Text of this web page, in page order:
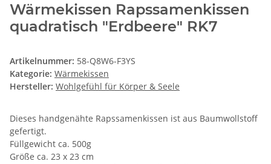
Wärmekissen Rapssamenkissen
quadratisch "Erdbeere" RK7
Artikelnummer: 58-Q8W6-F3YS
Kategorie: Wärmekissen
Hersteller: Wohlgefühl für Körper & Seele
Dieses handgenähte Rapssamenkissen ist aus Baumwollstoff
gefertigt.
Füllgewicht ca. 500g
Größe ca. 23 x 23 cm